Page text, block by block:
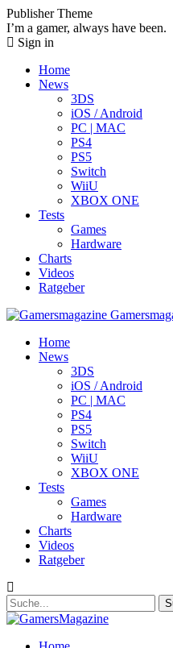
Publisher Theme
I’m a gamer, always have been.
Sign in
Home
News
3DS
iOS / Android
PC | MAC
PS4
PS5
Switch
WiiU
XBOX ONE
Tests
Games
Hardware
Charts
Videos
Ratgeber
Home
News
3DS
iOS / Android
PC | MAC
PS4
PS5
Switch
WiiU
XBOX ONE
Tests
Games
Hardware
Charts
Videos
Ratgeber